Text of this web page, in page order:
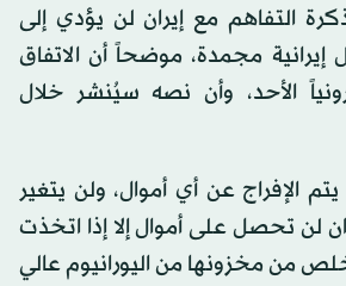
التفاهم مع إيرانلن يؤدي إلى
إيرانية مجمدة، موضحاً أن الاتفاق
الأحد، وأن نصه سيُنشر خلال
الإفراج عن أي أموال، ولن يتغير
لن تحصل على أموال إلا إذا اتخذت
من مخزونها من اليورانيوم عالي